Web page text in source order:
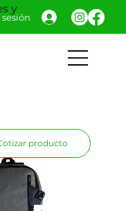
y
sesión
producto